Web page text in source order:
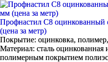
Профнастил С8 оцинкованный
(цена за метр)
Покрытие: оцинковка,
Материал: сталь оцинкованная
полимерным покрытием